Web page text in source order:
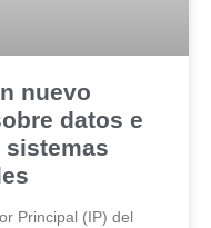
nuevo
datos e
Principal (IP) del